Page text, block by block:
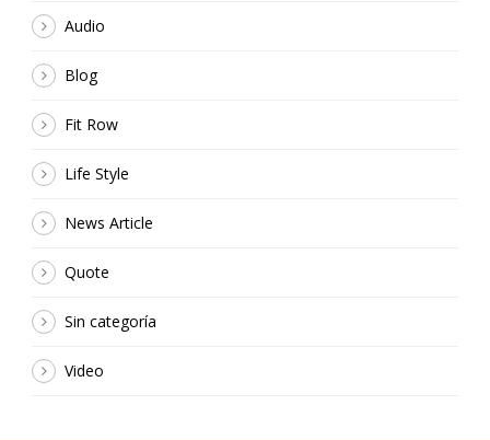
Audio
Blog
Fit Row
Life Style
News Article
Quote
Sin categoría
Video